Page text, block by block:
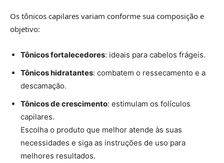
Os tônicos capilares variam conforme sua composição e
objetivo:
Tônicos fortalecedores: ideais para cabelos frágeis.
Tônicos hidratantes: combatem o ressecamento e a
descamação.
Tônicos de crescimento: estimulam os folículos
capilares.
Escolha o produto que melhor atende às suas
necessidades e siga as instruções de uso para
melhores resultados.